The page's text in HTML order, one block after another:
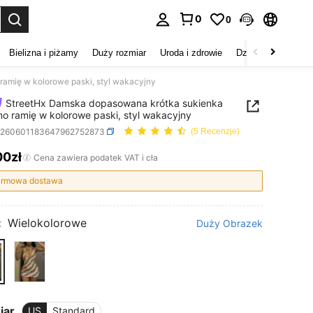
0 0
Bielizna i piżamy Duży rozmiar Uroda i zdrowie Dzieci
w kolorowe paski, styl wakacyjny
StreetHx Damska dopasowana krótka sukienka
ramię w kolorowe paski, styl wakacyjny
(5 Recenzje)
AND AVAILABILITY
Cena zawiera podatek VAT i cła
dostawa
Wielokolorowe Duży Obrazek